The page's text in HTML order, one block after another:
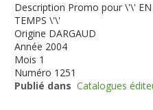
Description Promo pour \'\' EN
TEMPS \'\'
Origine DARGAUD
Année 2004
Mois 1
Numéro 1251
Publié dans Catalogues